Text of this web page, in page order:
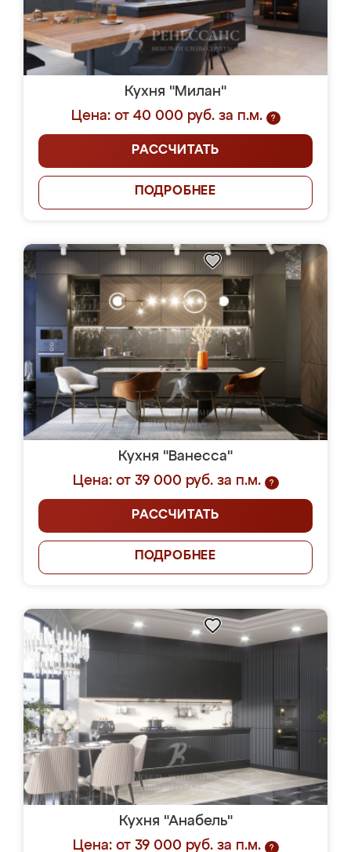
Кухня "Милан"
Цена: от 40 000 руб. за п.м.
?
РАССЧИТАТЬ
ПОДРОБНЕЕ
Кухня "Ванесса"
Цена: от 39 000 руб. за п.м.
?
РАССЧИТАТЬ
ПОДРОБНЕЕ
Кухня "Анабель"
Цена: от 39 000 руб. за п.м.
?